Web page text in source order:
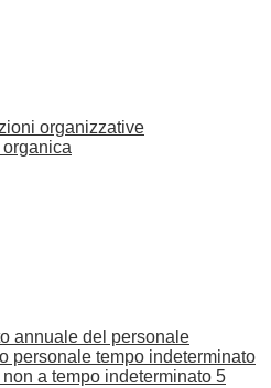
organizzative
annuale del personale
personale tempo indeterminato
a tempo indeterminato 5